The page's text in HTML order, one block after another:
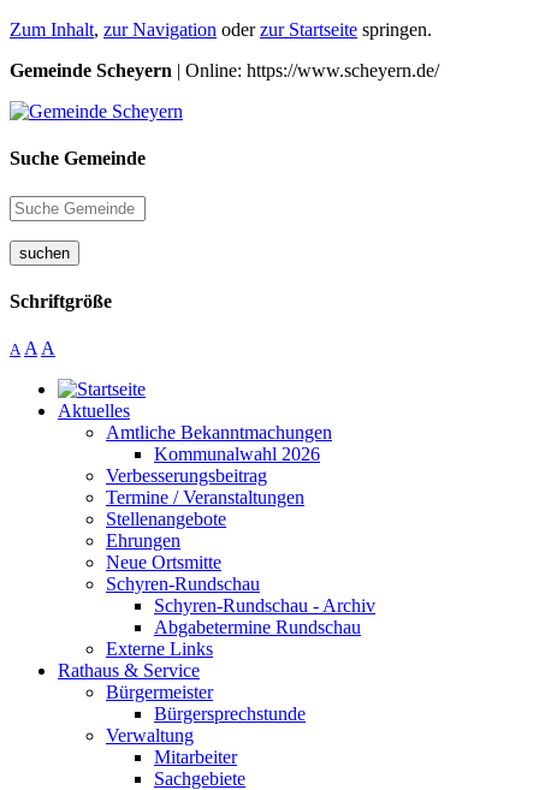
Zum Inhalt, zur Navigation oderzur Startseite springen.
Gemeinde Scheyern | Online: https://www.scheyern.de/
Suche Gemeinde
suchen
Schriftgröße
A A A
Aktuelles
Amtliche Bekanntmachungen
Kommunalwahl 2026
Verbesserungsbeitrag
Termine / Veranstaltungen
Stellenangebote
Ehrungen
Neue Ortsmitte
Schyren-Rundschau
Schyren-Rundschau - Archiv
Abgabetermine Rundschau
Externe Links
Rathaus & Service
Bürgermeister
Bürgersprechstunde
Verwaltung
Mitarbeiter
Sachgebiete